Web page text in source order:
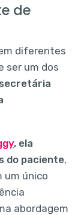
de
diferentes
ser um dos
, ela
do paciente,
um único
abordagem